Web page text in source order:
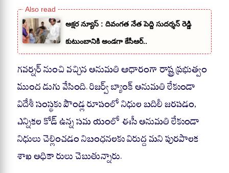
అక్షర న్యూస్ : దివంగత నేత పెద్ది సుదర్శన్ రెడ్డి
కుటుంబానికి అండగా కేసీఆర్..
గవర్నర్ నుంచి వచ్చిన అనుమతి ఆధారంగా రాష్ట్ర ప్రభుత్వం
ముంద డుగు వేసింది. రిజర్వ్ బ్యాంక్ అనుమతి లేకుండా
విదేశీ సంస్థకు పౌండ్ల రూపంలో నిధుల బదిలీ జరపడం,
ఎన్నికల కోడ్ ఉన్న సమ యంలో ఈసీ అనుమతి లేకుండా
నిధులు చెల్లించడం నిబంధనలకు విరుద్ద మని పురపాలక
శాఖ అధికా రులు చెబుతున్నారు.